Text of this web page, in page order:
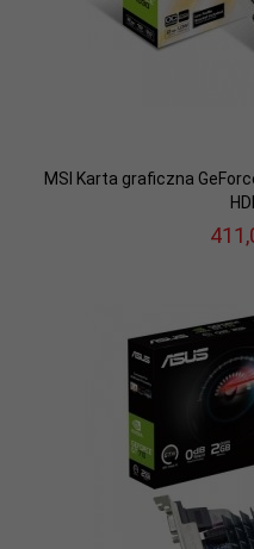
MSI Karta graficzna
411,